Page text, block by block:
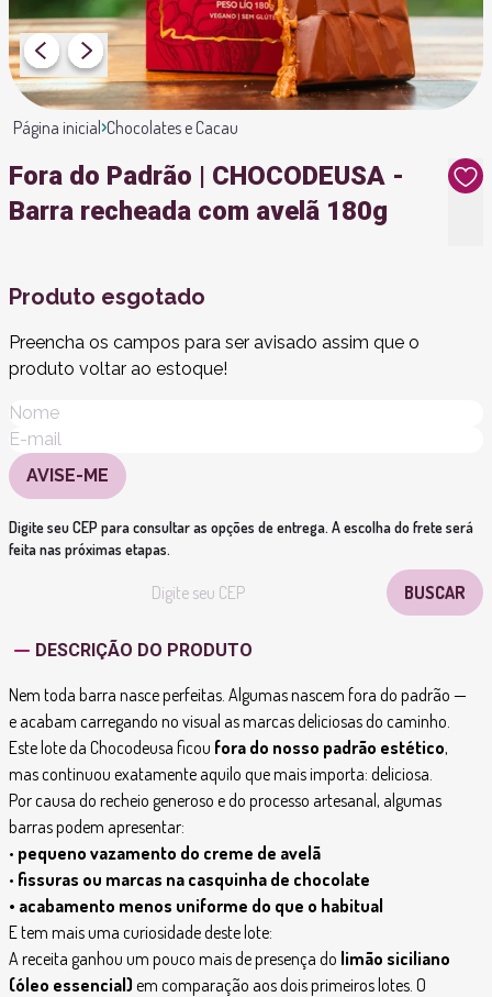
Página inicial Chocolates e Cacau
Fora do Padrão | CHOCODEUSA -
Barra recheada com avelã 180g
Produto esgotado
Preencha os campos para ser avisado assim que o
produto voltar ao estoque!
AVISE-ME
Digite seu CEP para consultar as opções de entrega. A escolha do frete será
feita nas próximas etapas.
DESCRIÇÃO DO PRODUTO
Nem toda barra nasce perfeitas. Algumas nascem fora do padrão —
e acabam carregando no visual as marcas deliciosas do caminho.
Este lote da Chocodeusa ficou fora do nosso padrão estético,
mas continuou exatamente aquilo que mais importa: deliciosa.
Por causa do recheio generoso e do processo artesanal, algumas
barras podem apresentar:
• pequeno vazamento do creme de avelã
• fissuras ou marcas na casquinha de chocolate
• acabamento menos uniforme do que o habitual
E tem mais uma curiosidade deste lote:
A receita ganhou um pouco mais de presença do limão siciliano
(óleo essencial) em comparação aos dois primeiros lotes. O